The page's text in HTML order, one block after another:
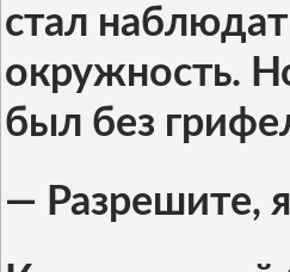
стал
окружность.
был без
— Разрешите,